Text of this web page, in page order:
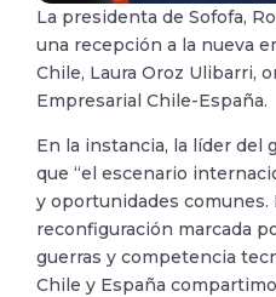
La presidenta de Sofofa,
una recepción a la nueva
Chile, Laura Oroz Ulibarri,
Empresarial Chile-España.
En la instancia, la líder del
que “el escenario
y oportunidades comunes.
reconfiguración marcada
guerras y competencia
Chile y España